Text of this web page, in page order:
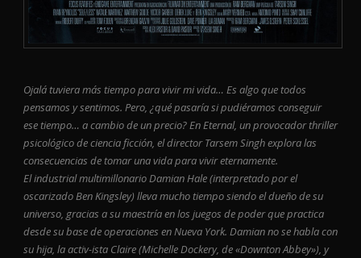
Ojalá tuviera más tiempo para vivir mi vida… Es algo que todos
pensamos y sentimos. Pero, ¿qué pasaría si pudiéramos conseguir
ese tiempo… a cambio de un precio? En Eternal, un provocador thriller
psicológico de ciencia ficción, el director Tarsem Singh explora las
consecuencias de tomar una vida para vivir eternamente.
El industrial multimillonario Damian Hale (interpretado por el
oscarizado Ben Kingsley) lleva mucho tiempo siendo el dueño de su
universo, gracias a su maestría en los juegos de poder que practica
desde su base de operaciones en Nueva York. Damian no se habla con
su hija, la activ-ista Claire (Michelle Dockery, de «Downton Abbey»), y